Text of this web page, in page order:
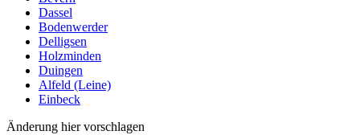
Dassel
Bodenwerder
Delligsen
Holzminden
Duingen
Alfeld (Leine)
Einbeck
Änderung hier vorschlagen